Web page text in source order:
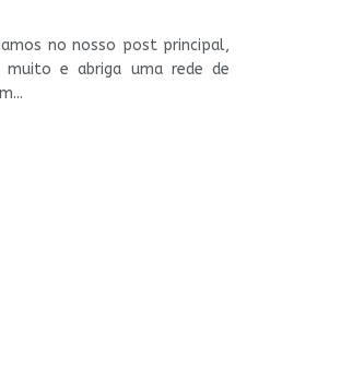
no nosso post principal,
muito e abriga uma rede de